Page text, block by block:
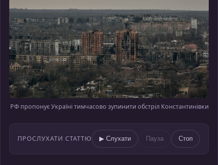
РФ пропонує Україні тимчасово зупинити обстріл Константинівки
ПРОСЛУХАТИ СТАТТЮ ▶ Слухати Пауза Стоп